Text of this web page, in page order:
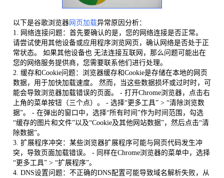
以下是谷歌浏览器网页加载异常原因分析：
1. 网络连接问题：首先要确认的是，您的网络连接是否正常。
请尝试使用其他设备或应用程序浏览网页，确认网络是否处于正
常状态。 如果其他设备也 无法连接互联网，那么问题可能出在
您的网络服务提供商，您需要联系他们进行处理。
2. 缓存和Cookie问题：浏览器缓存和Cookie是存储在本地的网页
数据，用于加快加载速度。 然而，当这些数据损坏或过时时，可
能会导致浏览器加载错误的页面。 - 打开Chrome浏览器，点击右
上角的菜单按钮（三个点）。 - 选择“更多工具” > “清除浏览数
据”。 - 在弹出的窗口中，选择“所有时间”作为时间范围，勾选
“缓存的图片和文件”以及“Cookie及其他网站数据”，然后点击“清
除数据”。
3. 扩展程序冲突：某些浏览器扩展程序可能与网页代码发生冲
突，导致页面加载错误。 - 同样在Chrome浏览器的菜单中，选择
“更多工具” > “扩展程序”。
4. DNS设置问题：不正确的DNS配置可能导致域名解析失败，从